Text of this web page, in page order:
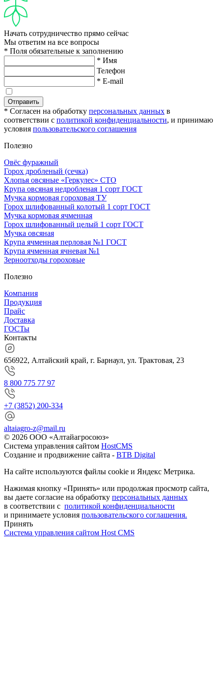
Начать сотрудничество прямо сейчас
Мы ответим на все вопросы
* Поля обязательные к заполнению
* Имя
Телефон
* E-mail
Отправить
* Согласен на обработку персональных данных в
соответствии с политикой конфиденциальности, и принимаю
условия пользовательского соглашения
Полезно
Овёс фуражный
Горох дробленый (сечка)
Хлопья овсяные «Геркулес» СТО
Крупа овсяная недробленая 1 сорт ГОСТ
Мучка кормовая гороховая ТУ
Горох шлифованный колотый 1 сорт ГОСТ
Мучка кормовая ячменная
Горох шлифованный целый 1 сорт ГОСТ
Мучка овсяная
Крупа ячменная перловая №1 ГОСТ
Крупа ячменная ячневая №1
Зерноотходы гороховые
Полезно
Компания
Продукция
Прайс
Доставка
ГОСТы
Контакты
656922, Алтайский край, г. Барнаул, ул. Трактовая, 23
8 800 775 77 97
+7 (3852) 200-334
altaiagro-z@mail.ru
© 2026 ООО «Алтайагросоюз»
Система управления сайтом HostCMS
Создание и продвижение сайта - BTB Digital
На сайте используются файлы cookie и Яндекс Метрика.
Нажимая кнопку «Принять» или продолжая просмотр сайта,
вы даете согласие на обработку персональных данных
в соответствии с политикой конфиденциальности
и принимаете условия пользовательского соглашения.
Принять
Система управления сайтом Host CMS